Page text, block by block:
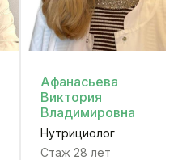
Афанасьева
Виктория
Владимировна
Нутрициолог
Стаж 28 лет